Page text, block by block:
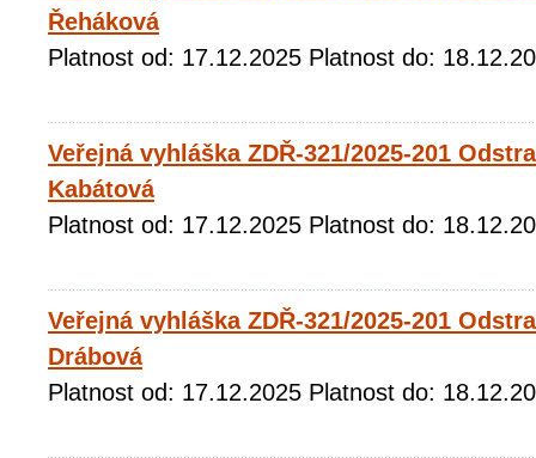
Řeháková
Platnost od: 17.12.2025 Platnost do:
Veřejná vyhláška ZDŘ-321/2025-201
Kabátová
Platnost od: 17.12.2025 Platnost do:
Veřejná vyhláška ZDŘ-321/2025-201
Drábová
Platnost od: 17.12.2025 Platnost do: